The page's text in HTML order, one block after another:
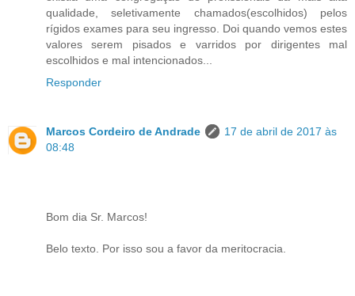
qualidade, seletivamente chamados(escolhidos) pelos
rígidos exames para seu ingresso. Doi quando vemos estes
valores serem pisados e varridos por dirigentes mal
escolhidos e mal intencionados...
Responder
Marcos Cordeiro de Andrade
17 de abril de 2017 às
08:48
Bom dia Sr. Marcos!
Belo texto. Por isso sou a favor da meritocracia.